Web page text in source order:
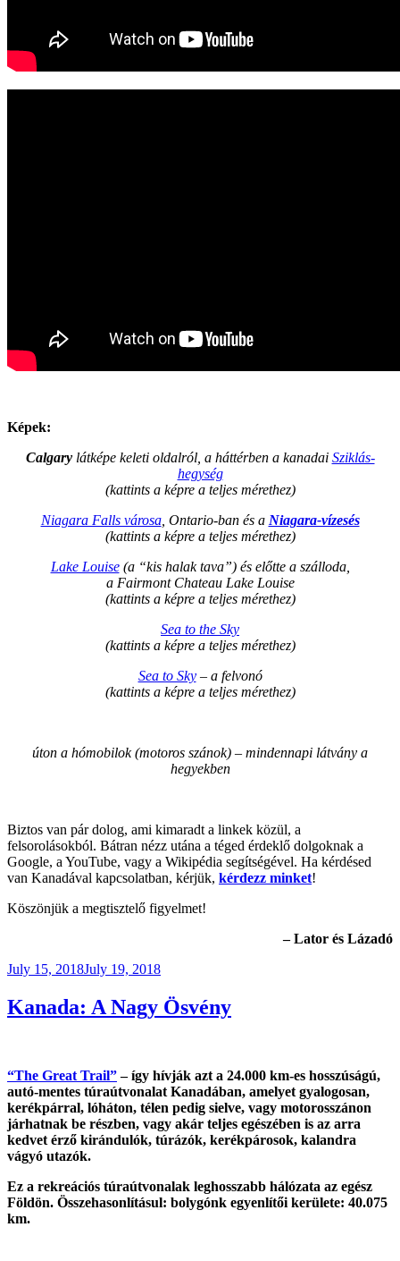
Képek:
Calgarylátképe keleti oldalról, a háttérben a kanadai Sziklás-
hegység
(kattints a képre a teljes mérethez)
Niagara Falls városa, Ontario-ban és a Niagara-vízesés
(kattints a képre a teljes mérethez)
Lake Louise(a “kis halak tava”) és előtte a szálloda,
a Fairmont Chateau Lake Louise
(kattints a képre a teljes mérethez)
Sea to the Sky
(kattints a képre a teljes mérethez)
Sea to Sky– a felvonó
(kattints a képre a teljes mérethez)
úton a hómobilok (motoros szánok) – mindennapi látvány a
hegyekben
Biztos van pár dolog, ami kimaradt a linkek közül, a
felsorolásokból. Bátran nézz utána a téged érdeklő dolgoknak a
Google, a YouTube, vagy a Wikipédia segítségével. Ha kérdésed
van Kanadával kapcsolatban, kérjük, kérdezz minket!
Köszönjük a megtisztelő figyelmet!
– Lator és Lázadó
Posted
July 15, 2018July 19, 2018
Kanada: A Nagy Ösvény
“The Great Trail”– így hívják azt a 24.000 km-es hosszúságú,
autó-mentes túraútvonalat Kanadában, amelyet gyalogosan,
kerékpárral, lóháton, télen pedig sielve, vagy motorosszánon
járhatnak be részben, vagy akár teljes egészében is az arra
kedvet érző kirándulók, túrázók, kerékpárosok, kalandra
vágyó utazók.
Ez a rekreációs túraútvonalak leghosszabb hálózata az egész
Földön. Összehasonlításul: bolygónk egyenlítői kerülete: 40.075
km.